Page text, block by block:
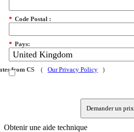
* Code Postal :
* Pays:
from CS ( Our Privacy Policy )
Demander un prix
Obtenir une aide technique